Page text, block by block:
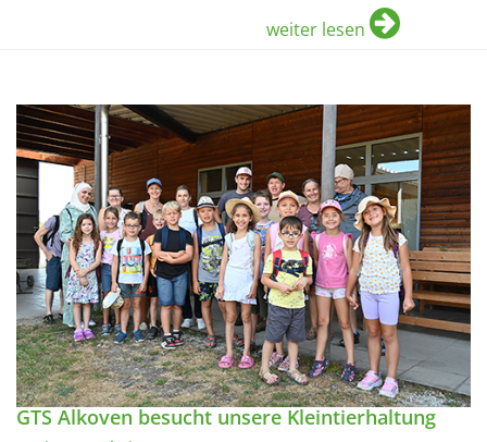
weiter lesen
GTS Alkoven besucht unsere Kleintierhaltung